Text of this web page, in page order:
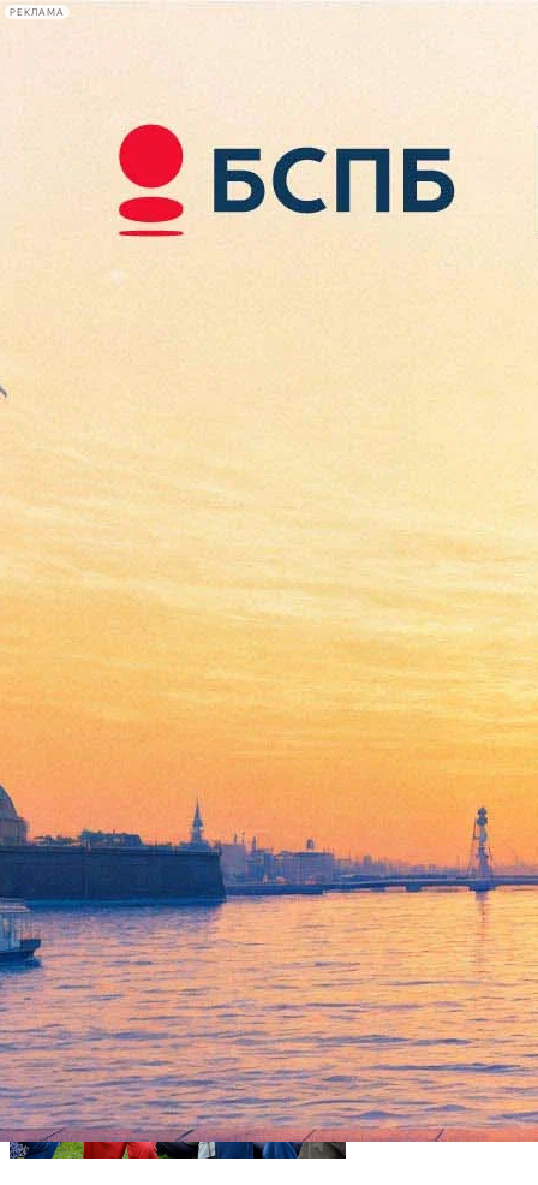
РЕКЛАМА
Сегодня:
2026.08.08
16:21
Афиша Plus
26 июня 2025, четверг
На всякого подлеца довольно простоты. Молодые студийцы
Додина сыграли премьеру в МДТ по пьесе Островского
Эрмитаж, Летний сад, Зоопарк и другие меняют часы
работы из-за «Алых парусов»
Русский музей рассказал, сколько посетителей посмотрели
выставку Васнецова — это вековой рекорд Корпуса Бенуа
Архив предыдущих материалов